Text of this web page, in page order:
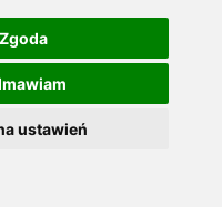
Zgoda
ustawień